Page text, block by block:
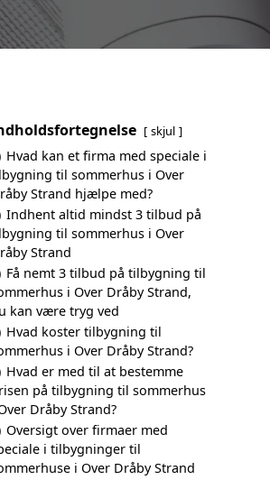
skjul
Hvad kan et firma med speciale i
til sommerhus i Over
Strand hjælpe med?
Indhent altid mindst 3 tilbud på
til sommerhus i Over
Strand
Få nemt 3 tilbud på tilbygning til
i Over Dråby Strand,
kan være tryg ved
Hvad koster tilbygning til
i Over Dråby Strand?
Hvad er med til at bestemme
på tilbygning til sommerhus
Dråby Strand?
Oversigt over firmaer med
i tilbygninger til
i Over Dråby Strand